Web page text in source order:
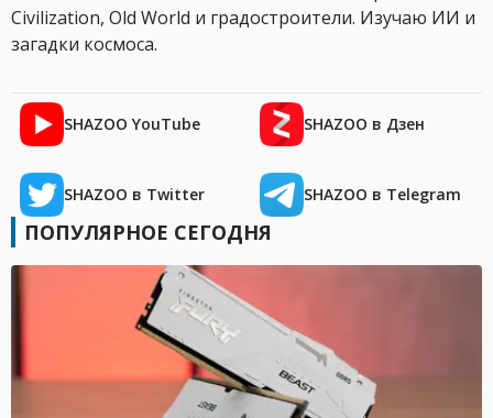
Civilization, Old World и градостроители. Изучаю ИИ и
загадки космоса.
SHAZOO YouTube SHAZOO в Дзен
SHAZOO в Twitter SHAZOO в Telegram
ПОПУЛЯРНОЕ СЕГОДНЯ